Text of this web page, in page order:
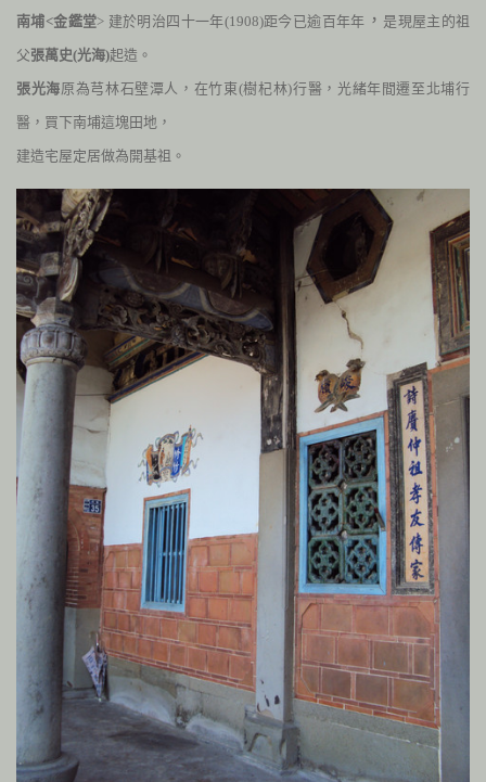
南埔<金鑑堂> 建於明治四十一年(1908)距今已逾百年年 ， 是現屋主的祖
父張萬史(光海)起造。
張光海原為芎林石壁潭人，在竹東(樹杞林)行醫，光緒年間遷至北埔行
醫，買下南埔這塊田地，
建造宅屋定居做為開基祖。